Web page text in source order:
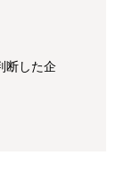
断した企